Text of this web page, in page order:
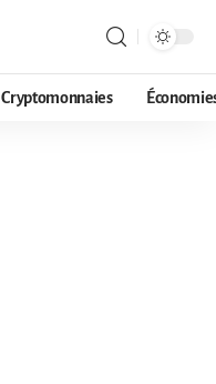
Cryptomonnaies